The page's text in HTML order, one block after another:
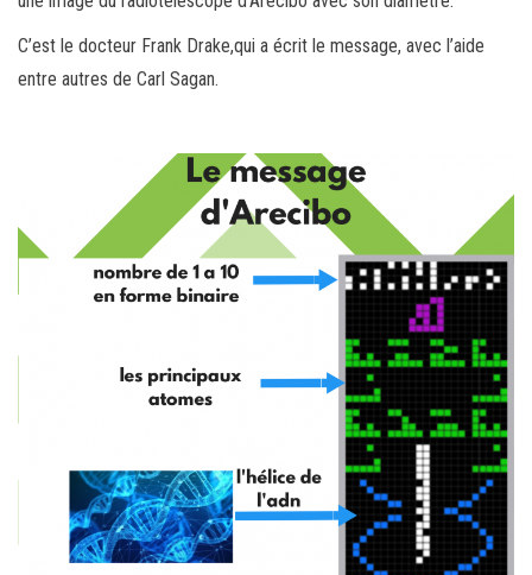
C’est le docteur Frank Drake,qui a écrit le message, avec l’aide
entre autres de Carl Sagan.